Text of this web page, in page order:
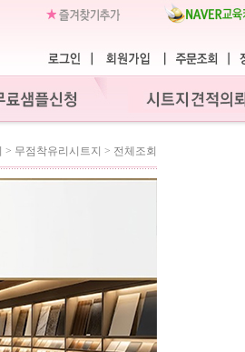
> 무점착유리시트지 > 전체조회